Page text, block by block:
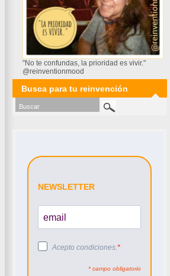
"No te confundas, la prioridad es vivir."
@reinventionmood
Busca para tu reinvención